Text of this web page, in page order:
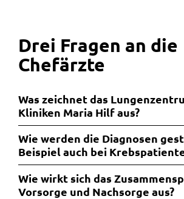
Drei Fragen an die
Chefärzte
Was zeichnet das
Kliniken Maria Hilf aus?
Wie werden die Diagnosen
Beispiel auch bei
Wie wirkt sich das
Vorsorge und Nachsorge aus?